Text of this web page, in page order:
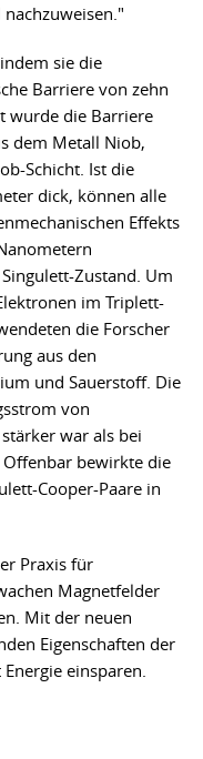
sie die
Barriere von zehn
wurde die Barriere
dem Metall Niob,
Schicht. Ist die
dick, können alle
Effekts
Zustand. Um
im Triplett-
die Forscher
aus den
und Sauerstoff. Die
von
war als bei
bewirkte die
Cooper-Paare in
Praxis für
Magnetfelder
Mit der neuen
Eigenschaften der
einsparen.